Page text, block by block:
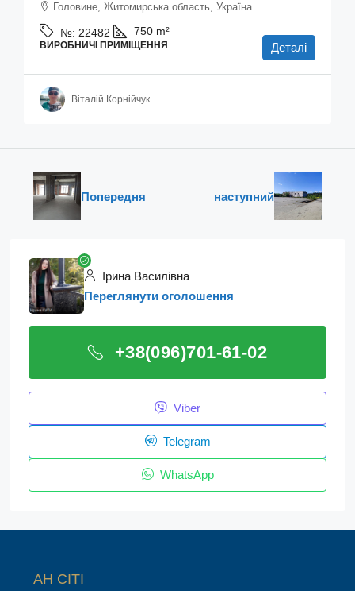
Головине, Житомирська область, Україна
№: 22482 750 m²
ВИРОБНИЧІ ПРИМІЩЕННЯ Деталі
Віталій Корнійчук
Попередня наступний
Ірина Василівна
Переглянути оголошення
+38(096)701-61-02
Viber
Telegram
WhatsApp
АН СІТІ